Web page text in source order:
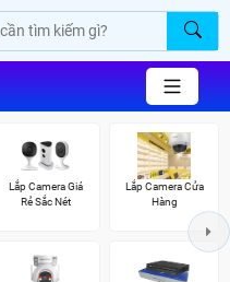
Lắp Camera Giá
Rẻ Sắc Nét
Lắp Camera Cửa
Hàng